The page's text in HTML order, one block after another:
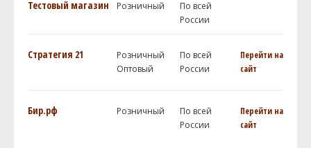
Тестовый магазин Розничный
По всей
России
Стратегия 21
Розничный
Оптовый
По всей
России
Перейти на
сайт
Бир.рф Розничный
По всей
России
Перейти на
сайт